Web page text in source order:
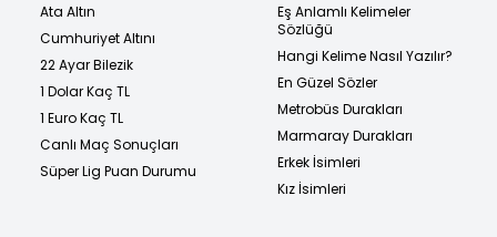
Ata Altın
Cumhuriyet Altını
22 Ayar Bilezik
1 Dolar Kaç TL
1 Euro Kaç TL
Canlı Maç Sonuçları
Süper Lig Puan Durumu
Eş Anlamlı Kelimeler
Sözlüğü
Hangi Kelime Nasıl Yazılır?
En Güzel Sözler
Metrobüs Durakları
Marmaray Durakları
Erkek İsimleri
Kız İsimleri